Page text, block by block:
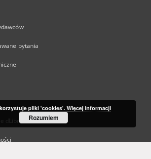
pytania
dLibra
pliki 'cookies'. Więcej informacji
Rozumiem